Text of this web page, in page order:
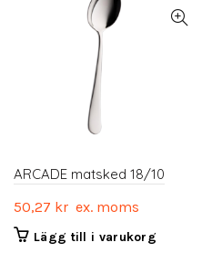
ARCADE matsked 18/10
50,27 kr ex. moms
Lägg till i varukorg